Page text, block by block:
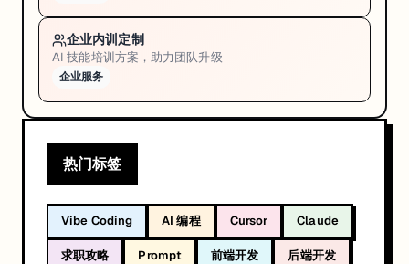
企业内训定制
AI 技能培训方案，助力团队升级
企业服务
热门标签
Vibe Coding AI 编程 Cursor Claude
求职攻略 Prompt 前端开发 后端开发